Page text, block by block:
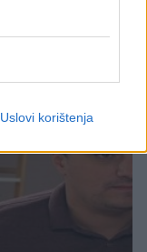
Uslovi korištenja